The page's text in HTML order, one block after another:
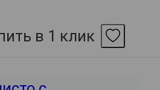
в 1 клик